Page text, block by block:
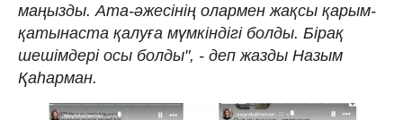
маңызды. Ата-әжесінің олармен жақсы қарым-
қатынаста қалуға мүмкіндігі болды. Бірақ
шешімдері осы болды", - деп жазды Назым
Қаһарман.